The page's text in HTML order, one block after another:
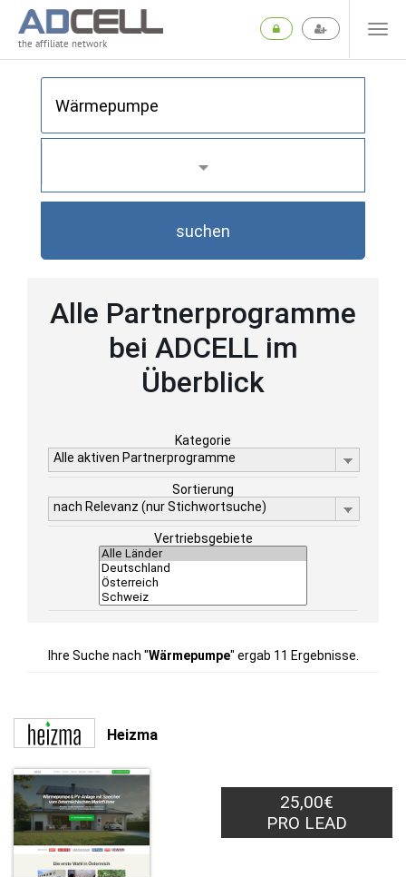
the affiliate network
suchen
Alle Partnerprogramme
bei ADCELL im
Überblick
Kategorie
Alle aktiven Partnerprogramme
Sortierung
nach Relevanz (nur Stichwortsuche)
Vertriebsgebiete
Ihre Suche nach "Wärmepumpe" ergab 11 Ergebnisse.
Heizma
25,00€
PRO LEAD